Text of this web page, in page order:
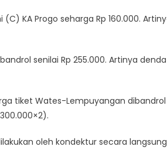
KA Progo seharga Rp 160.000.
senilai Rp 255.000. Artinya denda
tiket Wates-Lempuyangan dibandrol
oleh kondektur secara langsung